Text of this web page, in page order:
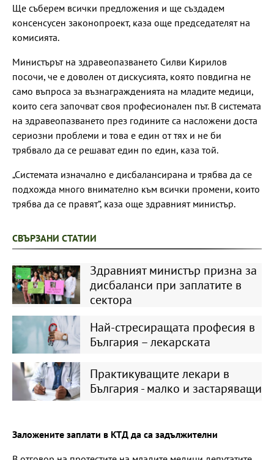
Ще съберем всички предложения и ще създадем
консенсусен законопроект, каза още председателят на
комисията.
Министърът на здравеопазването Силви Кирилов
посочи, че е доволен от дискусията, която повдигна не
само въпроса за възнагражденията на младите медици,
които сега започват своя професионален път. В системата
на здравеопазването през годините са насложени доста
сериозни проблеми и това е един от тях и не би
трябвало да се решават един по един, каза той.
„Системата изначално е дисбалансирана и трябва да се
подхожда много внимателно към всички промени, които
трябва да се правят“, каза още здравният министър.
СВЪРЗАНИ СТАТИИ
Здравният министър призна за
дисбаланси при заплатите в
сектора
Най-стресиращата професия в
България – лекарската
Практикуващите лекари в
България - малко и застаряващи
Заложените заплати в КТД да са задължителни